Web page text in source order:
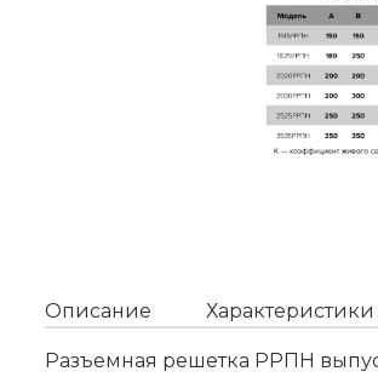
Описание Характеристики
Разъемная решетка РРПН